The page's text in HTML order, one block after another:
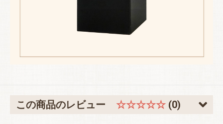
この商品のレビュー ☆☆☆☆☆ (0)